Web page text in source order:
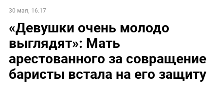
30 мая, 16:17
«Девушки очень молодо
выглядят»: Мать
арестованного за совращение
баристы встала на его защиту